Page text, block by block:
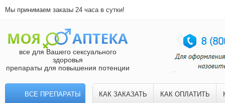
Мы принимаем заказы 24 часа в сутки!
все для Вашего сексуального
здоровья
препараты для повышения потенции
ВСЕ ПРЕПАРАТЫ КАК ЗАКАЗАТЬ КАК ОПЛАТИТЬ